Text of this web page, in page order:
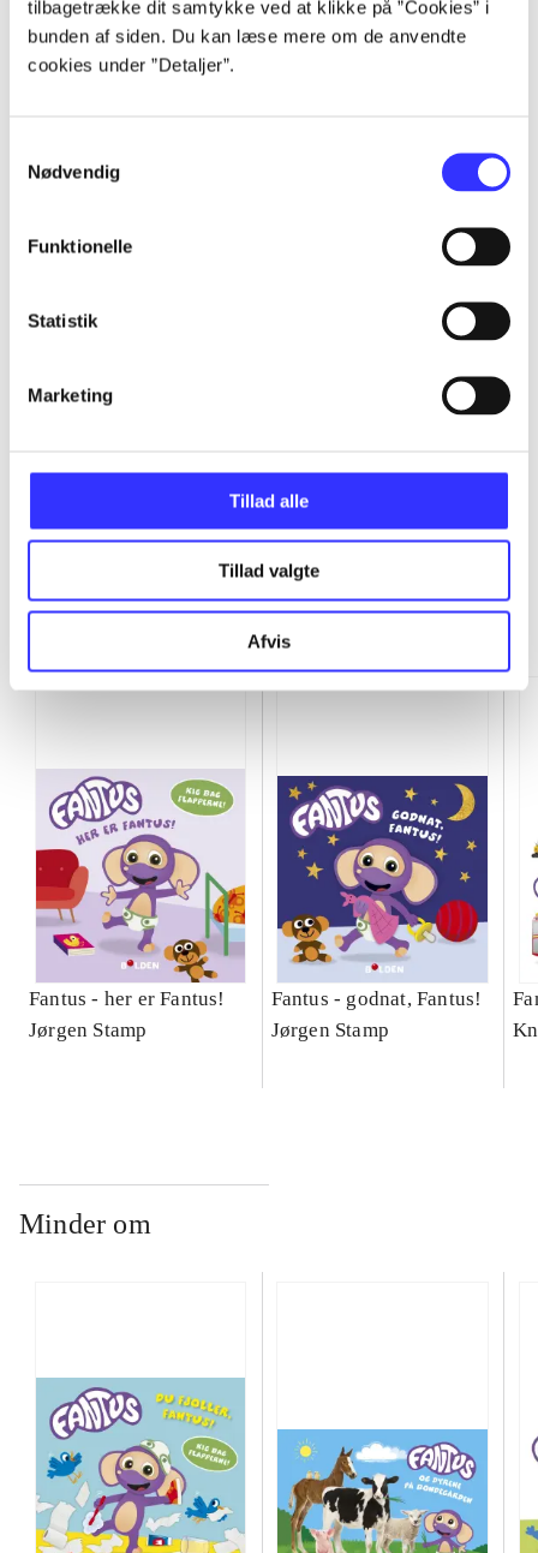
tilbagetrække dit samtykke ved at klikke på ”Cookies” i
bunden af siden. Du kan læse mere om de anvendte
cookies under ”Detaljer”.
Nødvendig
Funktionelle
Statistik
Marketing
Tillad alle
Tillad valgte
Afvis
Alle registrerede artikler fordelt på udgivelser
...
...
...
...
Fantus - her er Fantus!
Jørgen Stamp
Fantus - godnat, Fantus!
Jørgen Stamp
Minder om